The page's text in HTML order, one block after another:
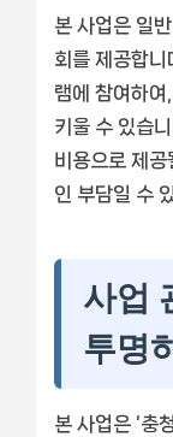
본 사업은 일
회를 제공합니
램에 참여하
키울 수 있습
비용으로 제
인 부담일 수
사업
투명
본 사업은 ‘충